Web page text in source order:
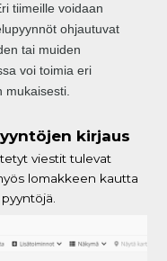
ri tiimeille voidaan
ohjautuvat
tai muiden
voi toimia eri
mukaisesti.
kirjaus
viestit tulevat
lomakkeen kautta